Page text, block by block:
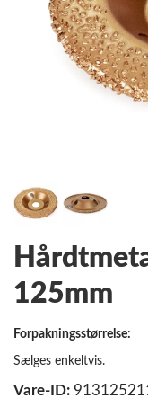
125mm
Forpakningsstørrelse:
Sælges enkeltvis.
Vare-ID: